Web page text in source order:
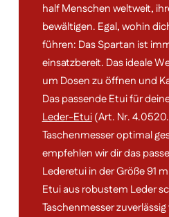
half Menschen weltweit,
bewältigen. Egal, wohin
führen: Das Spartan ist
einsatzbereit. Das ideale
um Dosen zu öffnen und
Das passende Etui für
Leder-Etui(Art. Nr.
Taschenmesser optimal
empfehlen wir dir das
Lederetui in der Größe 91
Etui aus robustem Leder
Taschenmesser